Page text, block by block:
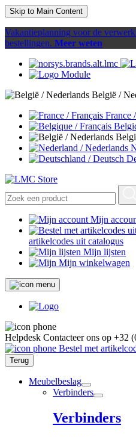
Skip to Main Content
Vakantieplanning voor de
bestellingen. Meer weten
België /
France
Mijn
artikelcodes uit catalogus
Mijn lijsten
Mijn winkelwagen
Helpdesk Contacteer ons op +32
Bestel met
Terug
Meubelbeslag
Verbinders
Verbinders